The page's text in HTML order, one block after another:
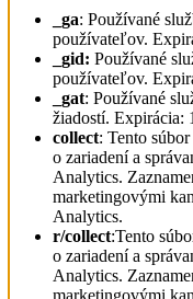
_ga: Používané
používateľov.
_gid: Používané
používateľov.
_gat: Používané
žiadostí. Expirácia:
collect: Tento
o zariadení a
Analytics.
marketingovými
Analytics.
r/collect:Tento
o zariadení a
Analytics.
marketingovými